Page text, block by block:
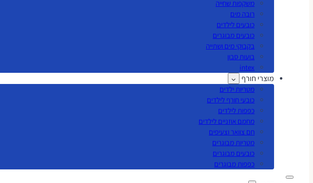
משקפות שחייה
רובה מים
כובעים לילדים
כובעים מבוגרים
בקבוקי מים ושתייה
בועות סבון
intex
מוצרי חורף
מטריות ילדים
כובעי חורף לילדים
כפפות לילדים
מחמם אוזניים לילדים
חם צוואר וצעיפים
מטריות מבוגרים
כובעים מבוגרים
כפפות מבוגרים